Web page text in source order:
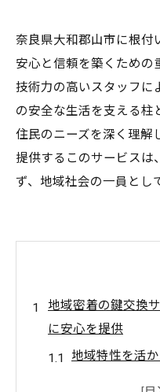
奈良県大和郡山市に根付
安心と信頼を築くための
技術力の高いスタッフに
の安全な生活を支える柱
住民のニーズを深く理解
提供するこのサービスは
ず、地域社会の一員とし
地域密着の鍵交換
に安心を提供
地域特性を活
住民の安心を